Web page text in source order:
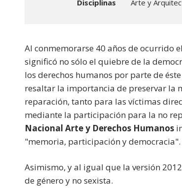
Disciplinas
Arte y
Al conmemorarse 40 años de ocurrido
significó no sólo el quiebre de la
los derechos humanos por parte de
resaltar la importancia de preservar la
reparación, tanto para las víctimas
mediante la participación para la no
Nacional Arte y Derechos Humanos
"memoria, participación y democracia".
Asimismo, y al igual que la versión
de género y no sexista.